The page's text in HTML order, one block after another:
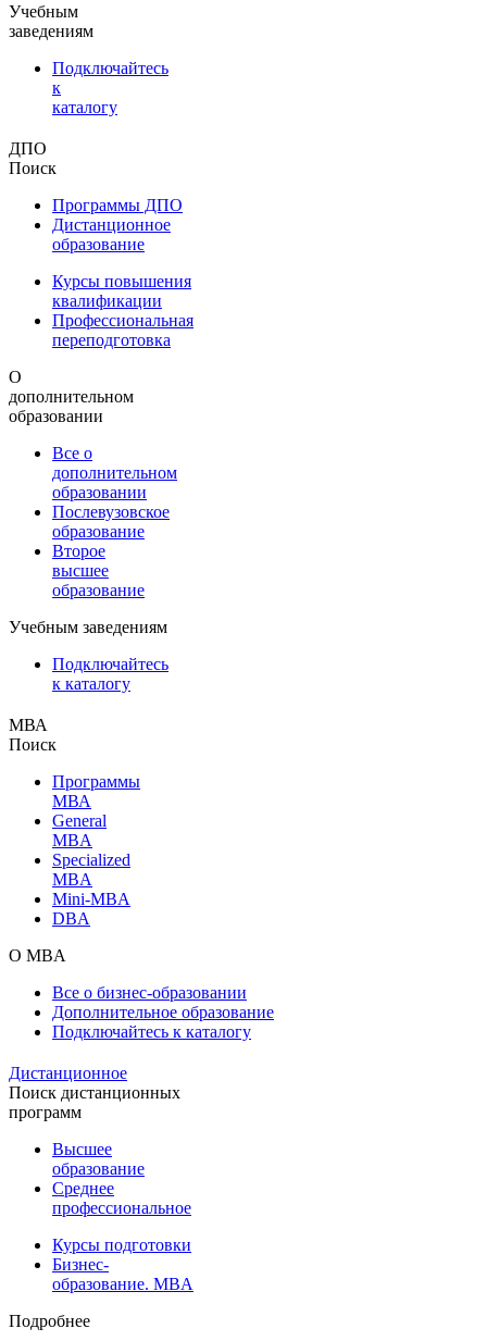
Учебным
заведениям
Подключайтесь
к
каталогу
ДПО
Поиск
Программы ДПО
Дистанционное
образование
Курсы повышения
квалификации
Профессиональная
переподготовка
О
дополнительном
образовании
Все о
дополнительном
образовании
Послевузовское
образование
Второе
высшее
образование
Учебным заведениям
Подключайтесь
к каталогу
МВА
Поиск
Программы
МВА
General
MBA
Specialized
MBA
Mini-MBA
DBA
О MBA
Все о бизнес-образовании
Дополнительное образование
Подключайтесь к каталогу
Дистанционное
Поиск дистанционных
программ
Высшее
образование
Среднее
профессиональное
Курсы подготовки
Бизнес-
образование. MBA
Подробнее